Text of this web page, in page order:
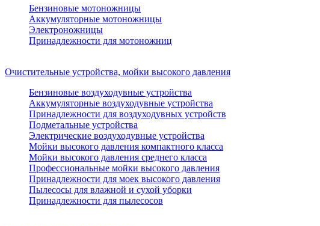
Бензиновые мотоножницы
Аккумуляторные мотоножницы
Электроножницы
Принадлежности для мотоножниц
Очистительные устройства, мойки высокого давления
Бензиновые воздуходувные устройства
Аккумуляторные воздуходувные устройства
Принадлежности для воздуходувных устройств
Подметальные устройства
Электрические воздуходувные устройства
Мойки высокого давления компактного класса
Мойки высокого давления среднего класса
Профессиональные мойки высокого давления
Принадлежности для моек высокого давления
Пылесосы для влажной и сухой уборки
Принадлежности для пылесосов